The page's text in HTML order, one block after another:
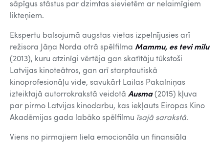
sāpīgus stāstus par dzimtas sievietēm ar nelaimīgiem
likteņiem.
Ekspertu balsojumā augstas vietas izpelnījusies arī
režisora Jāņa Norda otrā spēlfilma Mammu, es tevimīlu
(2013), kuru atzinīgi vērtēja gan skatītāju tūkstoši
Latvijas kinoteātros, gan arī starptautiskā
kinoprofesionāļu vide, savukārt Lailas Pakalniņas
izteiktajā autorrokrakstā veidotā Ausma(2015) kļuva
par pirmo Latvijas kinodarbu, kas iekļauts Eiropas Kino
Akadēmijas gada labāko spēlfilmu īsajā sarakstā.
Viens no pirmajiem liela emocionāla un finansiāla